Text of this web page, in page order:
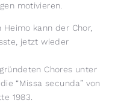
motivieren.
kann der Chor,
jetzt wieder
Chores unter
“Missa secunda” von
1983.